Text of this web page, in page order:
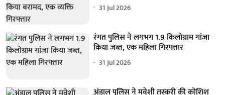
31 Jul 2026
रंगत पुलिस ने लगभग 1.9 किलोग्राम गांजा
किया जब्त, एक महिला गिरफ्तार
31 Jul 2026